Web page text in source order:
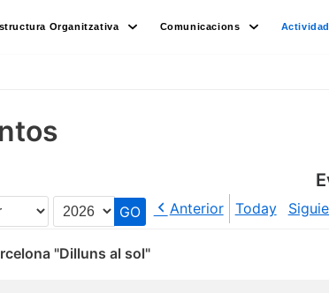
Organitzativa Comunicacions
Anterior Today
"Dilluns al sol"